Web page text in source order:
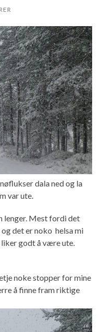
dala ned og la
var ute.
lenger. Mest fordi det
det er noko helsa mi
godt å være ute.
noke stopper for mine
å finne fram riktige